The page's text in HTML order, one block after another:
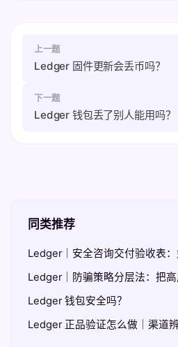
上一题
Ledger 固件更新会丢币吗？
下一题
Ledger 钱包丢了别人能用吗？
同类推荐
Ledger 钱包安全吗？